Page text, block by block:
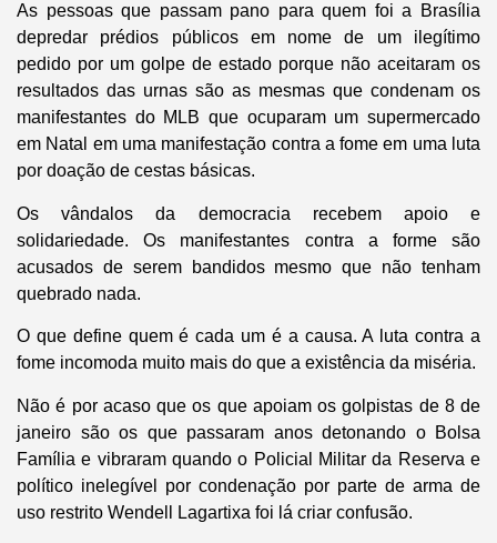
As pessoas que passam pano para quem foi a Brasília
depredar prédios públicos em nome de um ilegítimo
pedido por um golpe de estado porque não aceitaram os
resultados das urnas são as mesmas que condenam os
manifestantes do MLB que ocuparam um supermercado
em Natal em uma manifestação contra a fome em uma luta
por doação de cestas básicas.
Os vândalos da democracia recebem apoio e
solidariedade. Os manifestantes contra a forme são
acusados de serem bandidos mesmo que não tenham
quebrado nada.
O que define quem é cada um é a causa. A luta contra a
fome incomoda muito mais do que a existência da miséria.
Não é por acaso que os que apoiam os golpistas de 8 de
janeiro são os que passaram anos detonando o Bolsa
Família e vibraram quando o Policial Militar da Reserva e
político inelegível por condenação por parte de arma de
uso restrito Wendell Lagartixa foi lá criar confusão.